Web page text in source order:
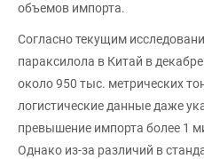
объемов импорта.
Согласно текущим
параксилола в Китай в
около 950 тыс. метрических
логистические данные даже
превышение импорта более 1
Однако из-за различий в